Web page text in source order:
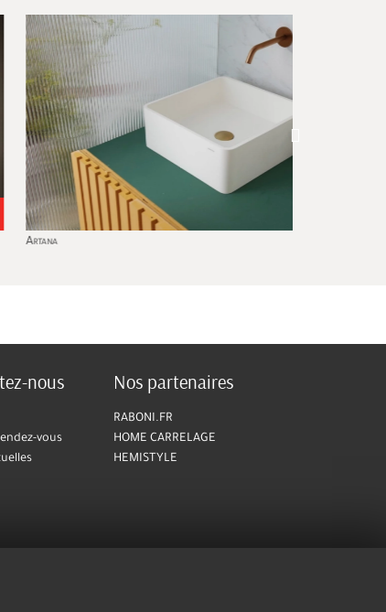
nous
vous
Nos partenaires
RABONI.FR
HOME CARRELAGE
HEMISTYLE